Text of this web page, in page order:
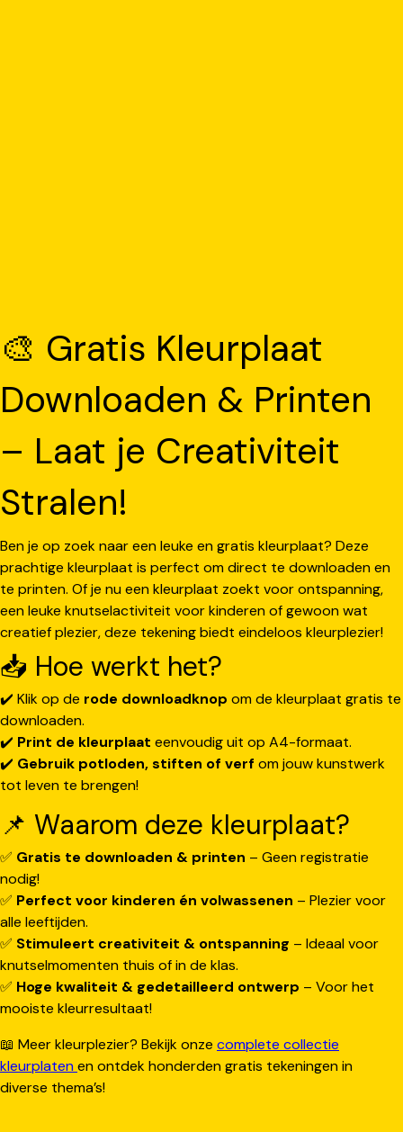
🎨 Gratis Kleurplaat
Downloaden & Printen
– Laat je Creativiteit
Stralen!
Ben je op zoek naar een leuke en gratis kleurplaat? Deze
prachtige kleurplaat is perfect om direct te downloaden en
te printen. Of je nu een kleurplaat zoekt voor ontspanning,
een leuke knutselactiviteit voor kinderen of gewoon wat
creatief plezier, deze tekening biedt eindeloos kleurplezier!
📥 Hoe werkt het?
✔️ Klik op de rode downloadknop om de kleurplaat gratis te
downloaden.
✔️ Print de kleurplaat eenvoudig uit op A4-formaat.
✔️ Gebruik potloden, stiften of verf om jouw kunstwerk
tot leven te brengen!
📌 Waarom deze kleurplaat?
✅ Gratis te downloaden & printen – Geen registratie
nodig!
✅ Perfect voor kinderen én volwassenen – Plezier voor
alle leeftijden.
✅ Stimuleert creativiteit & ontspanning – Ideaal voor
knutselmomenten thuis of in de klas.
✅ Hoge kwaliteit & gedetailleerd ontwerp – Voor het
mooiste kleurresultaat!
📖 Meer kleurplezier? Bekijk onze complete collectie
kleurplatenen ontdek honderden gratis tekeningen in
diverse thema’s!